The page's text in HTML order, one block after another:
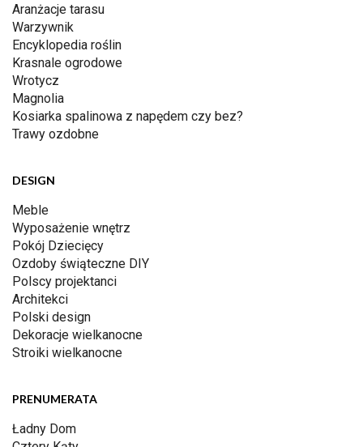
Aranżacje tarasu
Warzywnik
Encyklopedia roślin
Krasnale ogrodowe
Wrotycz
Magnolia
Kosiarka spalinowa z napędem czy bez?
Trawy ozdobne
DESIGN
Meble
Wyposażenie wnętrz
Pokój Dziecięcy
Ozdoby świąteczne DIY
Polscy projektanci
Architekci
Polski design
Dekoracje wielkanocne
Stroiki wielkanocne
PRENUMERATA
Ładny Dom